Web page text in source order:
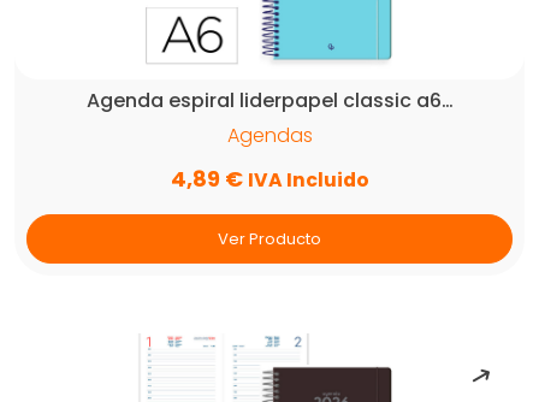
Agenda espiral liderpapel classic a6…
Agendas
4,89 € IVA Incluido
Ver Producto